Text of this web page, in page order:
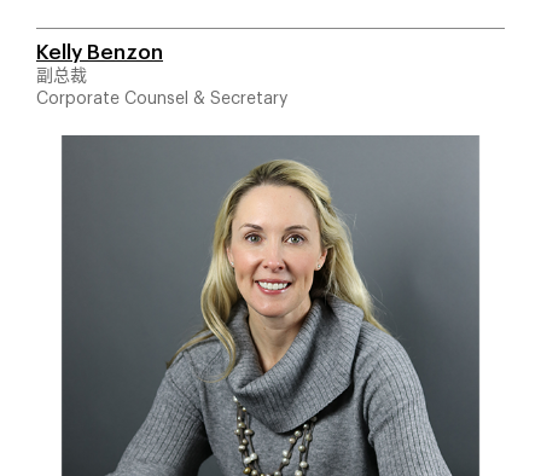
Kelly Benzon
副总裁
Corporate Counsel & Secretary